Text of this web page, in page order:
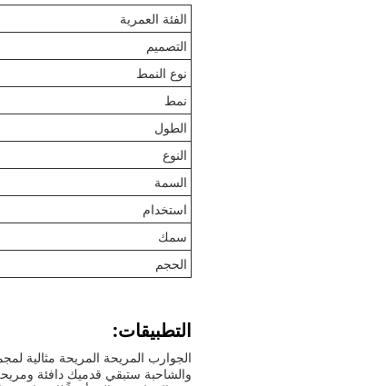
الفئة العمرية
التصميم
نوع النمط
نمط
الطول
النوع
السمة
استخدام
سمك
الحجم
التطبيقات:
الجوارب المريحة المريحة مثالية
والشاحبة ستبقي قدميك دافئة